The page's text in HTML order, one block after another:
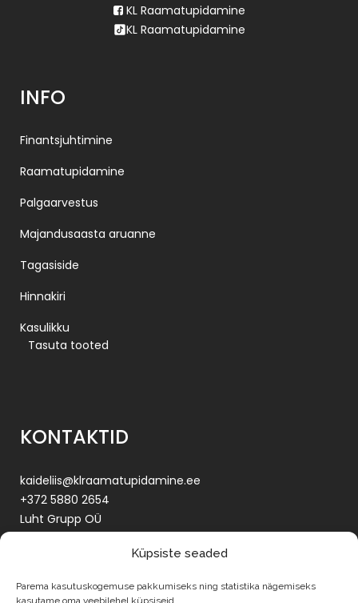
Küpsiste seaded
Parema kasutuskogemuse pakkumiseks ning statistika nägemiseks
kasutame oma veebilehel küpsiseid.
KL Raamatupidamine
KL Raamatupidamine
INFO
Finantsjuhtimine
Raamatupidamine
Palgaarvestus
Majandusaasta aruanne
Tagasiside
Hinnakiri
Kasulikku
Tasuta tooted
KONTAKTID
kaideliis@klraamatupidamine.ee
+372 5880 2654
Luht Grupp OÜ
Teguri 55, 50107